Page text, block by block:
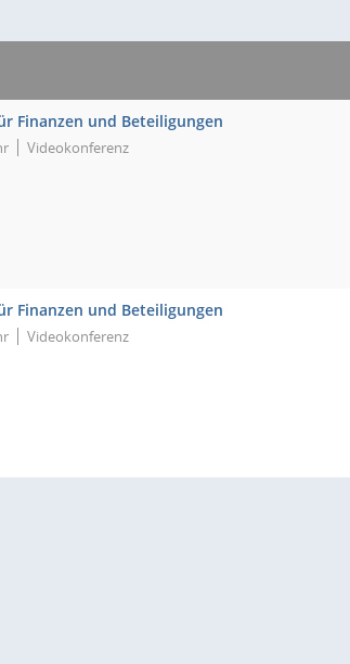
Finanzen und Beteiligungen
Videokonferenz
Finanzen und Beteiligungen
Videokonferenz